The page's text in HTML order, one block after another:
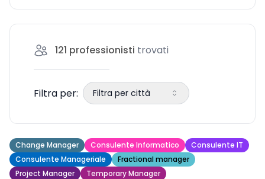
121 professionisti trovati
Filtra per: Filtra per città
Change Manager Consulente Informatico
Consulente IT
Consulente Manageriale
Fractional manager
Project Manager
Temporary Manager